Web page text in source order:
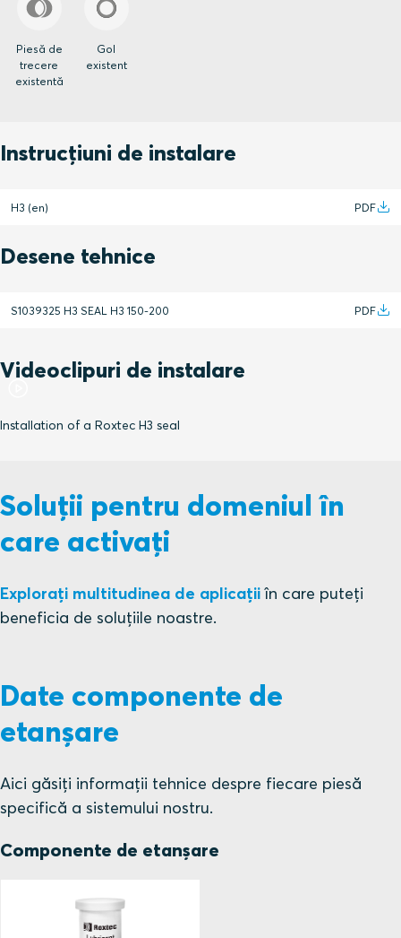
Piesă de
trecere
existentă
Gol
existent
Instrucțiuni de instalare
H3 (en) PDF
Desene tehnice
S1039325 H3 SEAL H3 150-200 PDF
Videoclipuri de instalare
Installation of a Roxtec H3 seal
Soluții pentru domeniul în
care activați
Explorați multitudinea de aplicațiiîn care puteți
beneficia de soluțiile noastre.
Date componente de
etanșare
Aici găsiți informații tehnice despre fiecare piesă
specifică a sistemului nostru.
Componente de etanșare